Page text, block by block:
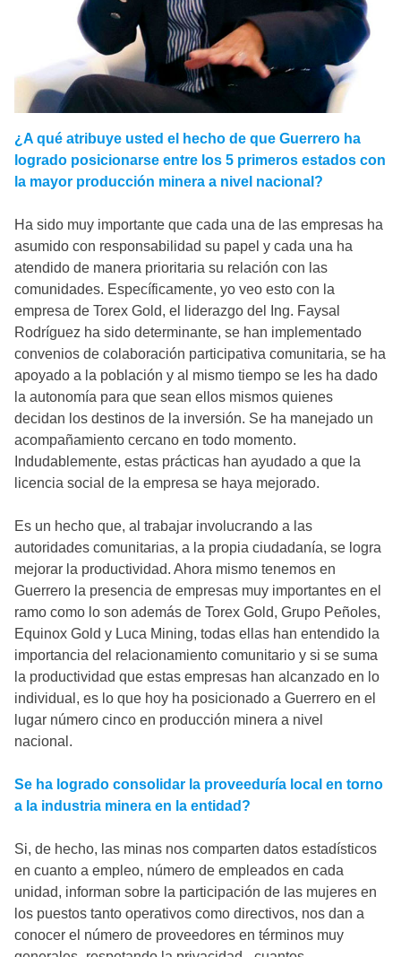
¿A qué atribuye usted el hecho de que Guerrero ha
logrado posicionarse entre los 5 primeros estados con
la mayor producción minera a nivel nacional?
Ha sido muy importante que cada una de las empresas ha
asumido con responsabilidad su papel y cada una ha
atendido de manera prioritaria su relación con las
comunidades. Específicamente, yo veo esto con la
empresa de Torex Gold, el liderazgo del Ing. Faysal
Rodríguez ha sido determinante, se han implementado
convenios de colaboración participativa comunitaria, se ha
apoyado a la población y al mismo tiempo se les ha dado
la autonomía para que sean ellos mismos quienes
decidan los destinos de la inversión. Se ha manejado un
acompañamiento cercano en todo momento.
Indudablemente, estas prácticas han ayudado a que la
licencia social de la empresa se haya mejorado.
Es un hecho que, al trabajar involucrando a las
autoridades comunitarias, a la propia ciudadanía, se logra
mejorar la productividad. Ahora mismo tenemos en
Guerrero la presencia de empresas muy importantes en el
ramo como lo son además de Torex Gold, Grupo Peñoles,
Equinox Gold y Luca Mining, todas ellas han entendido la
importancia del relacionamiento comunitario y si se suma
la productividad que estas empresas han alcanzado en lo
individual, es lo que hoy ha posicionado a Guerrero en el
lugar número cinco en producción minera a nivel
nacional.
Se ha logrado consolidar la proveeduría local en torno
a la industria minera en la entidad?
Si, de hecho, las minas nos comparten datos estadísticos
en cuanto a empleo, número de empleados en cada
unidad, informan sobre la participación de las mujeres en
los puestos tanto operativos como directivos, nos dan a
conocer el número de proveedores en términos muy